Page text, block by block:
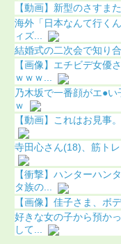
【動画】新型のさすま
海外「日本なんて行く
ィズ...
結婚式の二次会で知り
【画像】エチビデ女優
ｗｗｗ...
乃木坂で一番顔がエ●
ｗ
【動画】これはお見事
寺田心さん(18)、筋ト
【衝撃】ハンターハン
タ族の...
【画像】佳子さま、ボ
好きな女の子から預か
して...